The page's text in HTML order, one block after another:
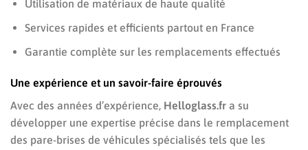
Utilisation de matériaux de haute qualité
Services rapides et efficients partout en France
Garantie complète sur les remplacements effectués
Une expérience et un savoir-faire éprouvés
Avec des années d’expérience, Helloglass.fr a su
développer une expertise précise dans le remplacement
des pare-brises de véhicules spécialisés tels que les